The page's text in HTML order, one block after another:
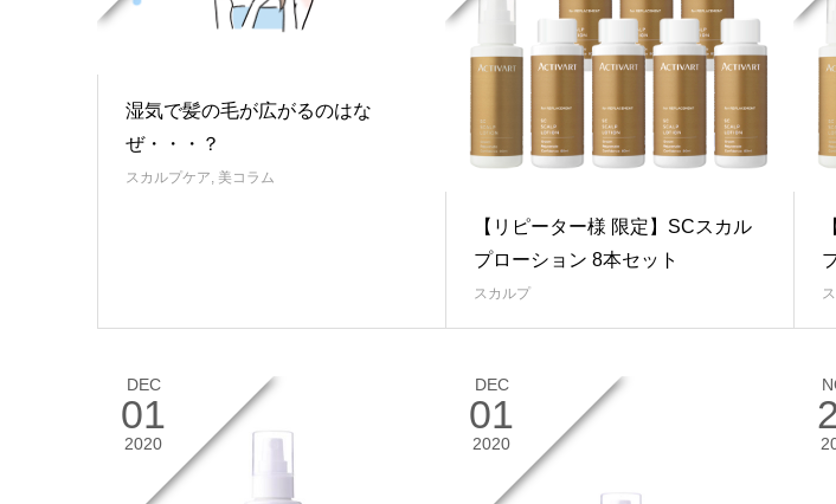
湿気で髪の毛が広がるのはな
ぜ・・・？
スカルプケア, 美コラム
【リピーター様 限定】SCスカル
プローション 8本セット
スカルプ
DEC
01
2020
DEC
01
2020